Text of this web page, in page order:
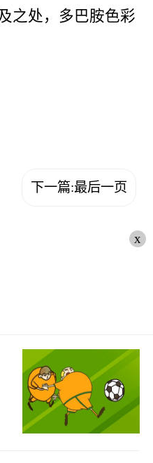
之处，多巴胺色彩
下一篇:最后一页
x